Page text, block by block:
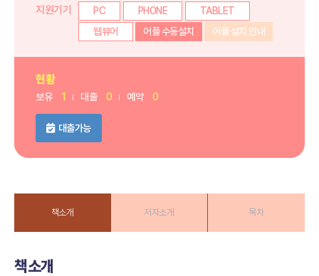
지원기기
PC PHONE
TABLET
웹뷰어
어플 수동설치 어플 설치 안내
현황
보유 1 대출 0 예약 0
대출가능
책소개 저자소개 목차
책소개